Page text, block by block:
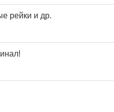
рейки и др.